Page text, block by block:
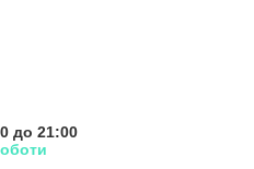
до 21:00